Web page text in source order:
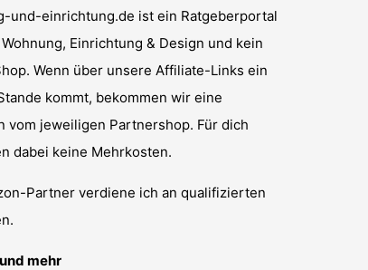
und-einrichtung.de ist ein Ratgeberportal
Einrichtung & Design und kein
Wenn über unsere Affiliate-Links ein
kommt, bekommen wir eine
vom jeweiligen Partnershop. Für dich
dabei keine Mehrkosten.
Partner verdiene ich an qualifizierten
mehr